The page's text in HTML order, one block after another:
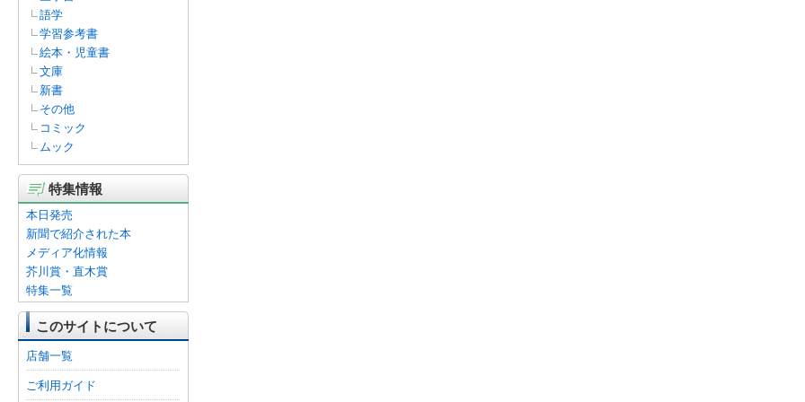
語学
学習参考書
絵本・児童書
文庫
新書
その他
コミック
ムック
特集情報
本日発売
新聞で紹介された本
メディア化情報
芥川賞・直木賞
特集一覧
このサイトについて
店舗一覧
ご利用ガイド